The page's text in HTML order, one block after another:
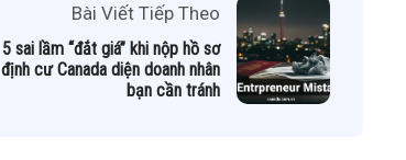
Bài Viết Tiếp Theo
5 sai lầm “đắt giá” khi nộp hồ sơ
định cư Canada diện doanh nhân
bạn cần tránh